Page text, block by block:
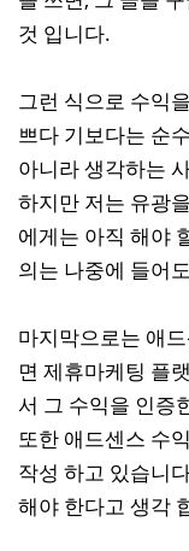
것 입니다.
그런 식으로 수익
쁘다 기보다는 순
아니라 생각하는
하지만 저는 유광
에게는 아직 해야
의는 나중에 들어
마지막으로는 애
면 제휴마케팅 플
서 그 수익을 인증
또한 애드센스 수
작성 하고 있습니
해야 한다고 생각